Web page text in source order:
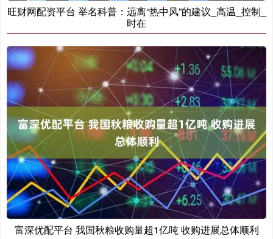
旺财网配资平台 举名科普：远离“热中风”的建议_高温_控制_
时在
富深优配平台 我国秋粮收购量超1亿吨 收购进展总体顺利